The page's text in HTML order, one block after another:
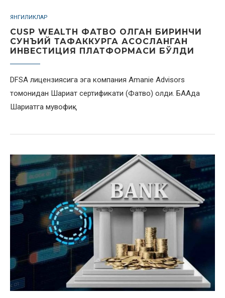
ЯНГИЛИКЛАР
CUSP WEALTH ФАТВО ОЛГАН БИРИНЧИ
СУНЪИЙ ТАФАККУРГА АСОСЛАНГАН
ИНВЕСТИЦИЯ ПЛАТФОРМАСИ БЎЛДИ
DFSA лицензиясига эга компания Amanie Advisors
томонидан Шариат сертификати (Фатво) олди. БААда
Шариатга мувофиқ…